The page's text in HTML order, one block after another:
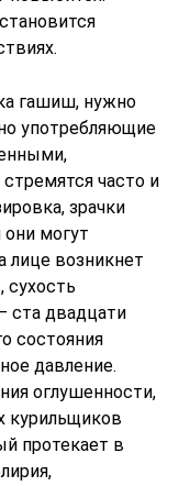
гашиш, нужно
употребляющие
часто и
зрачки
могут
лице возникнет
сухость
ста двадцати
состояния
давление.
оглушенности,
курильщиков
протекает в